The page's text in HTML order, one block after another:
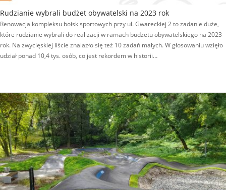
Rudzianie wybrali budżet obywatelski na 2023 rok
Renowacja kompleksu boisk sportowych przy ul. Gwareckiej 2 to zadanie duże,
które rudzianie wybrali do realizacji w ramach budżetu obywatelskiego na 2023
rok. Na zwycięskiej liście znalazło się też 10 zadań małych. W głosowaniu wzięło
udział ponad 10,4 tys. osób, co jest rekordem w historii…